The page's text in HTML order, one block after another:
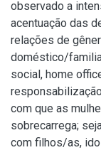
observado a
acentuação das
relações de
doméstico/
social, home
com que as
sobrecarrega;
com filhos/as,